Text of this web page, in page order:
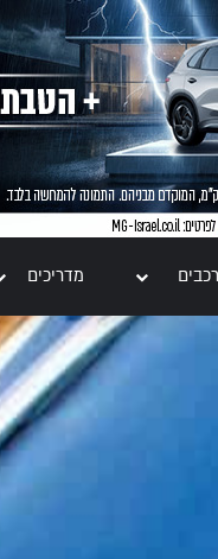
רכבים מדריכים